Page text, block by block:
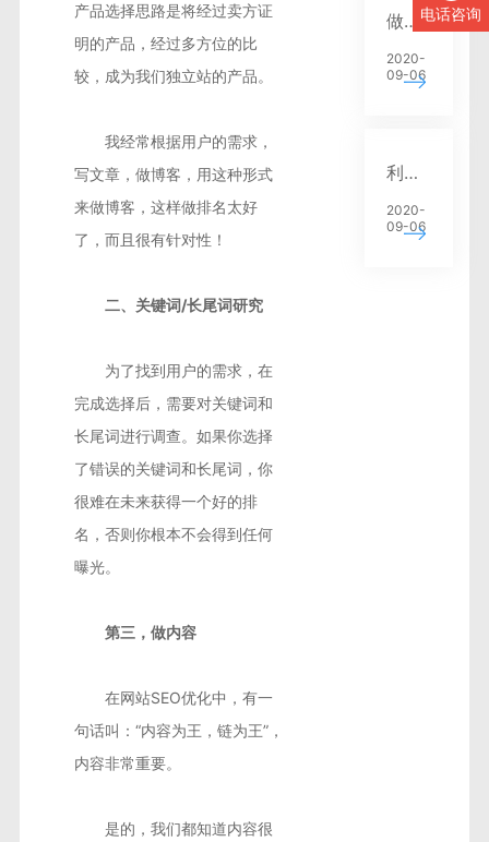
产品选择思路是将经过卖方证
明的产品，经过多方位的比
较，成为我们独立站的产品。
我经常根据用户的需求，
写文章，做博客，用这种形式
来做博客，这样做排名太好
了，而且很有针对性！
二、关键词/长尾词研究
为了找到用户的需求，在
完成选择后，需要对关键词和
长尾词进行调查。如果你选择
了错误的关键词和长尾词，你
很难在未来获得一个好的排
名，否则你根本不会得到任何
曝光。
第三，做内容
在网站SEO优化中，有一
句话叫：“内容为王，链为王”，
内容非常重要。
是的，我们都知道内容很
做网站SEO优化你需要了解几个主要特征分析
2020-
09-06
利用SEO优化网站建设布局
2020-
09-06
电话咨询